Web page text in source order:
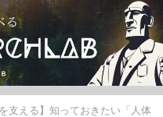
を支える】知っておきたい「人体